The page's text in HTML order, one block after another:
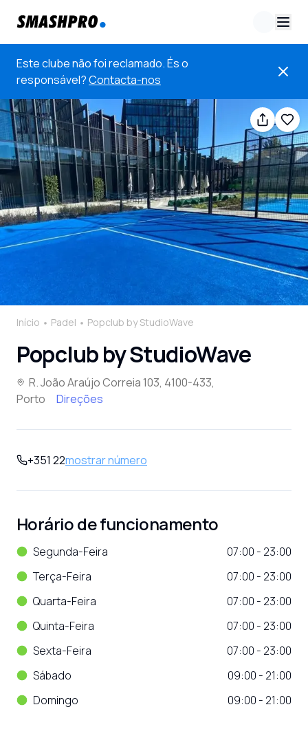
Este clube não foi reclamado. És o
responsável?Contacta-nos
Início Padel Popclub by StudioWave
Popclub by StudioWave
R. João Araújo Correia 103, 4100-433,
Porto
Direções
+351 22mostrar número
Horário de funcionamento
Segunda-Feira
07:00 - 23:00
Terça-Feira
07:00 - 23:00
Quarta-Feira
07:00 - 23:00
Quinta-Feira
07:00 - 23:00
Sexta-Feira
07:00 - 23:00
Sábado
09:00 - 21:00
Domingo
09:00 - 21:00